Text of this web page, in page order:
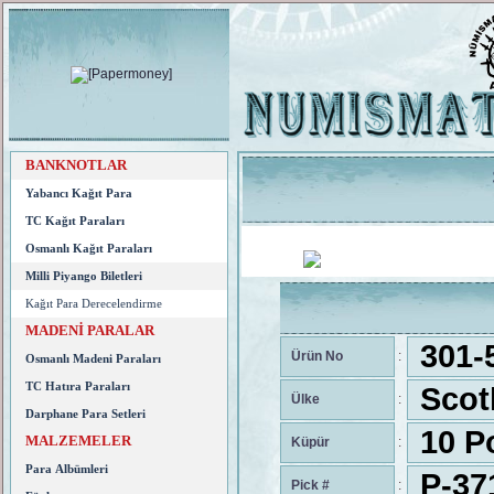
BANKNOTLAR
Yabancı Kağıt Para
TC Kağıt Paraları
Osmanlı Kağıt Paraları
Milli Piyango Biletleri
Kağıt Para Derecelendirme
MADENİ PARALAR
Osmanlı Madeni Paraları
TC Hatıra Paraları
Darphane Para Setleri
MALZEMELER
Para Albümleri
Ürün No : 301-
Ülke :
Küpür : 10
Pick # : P-